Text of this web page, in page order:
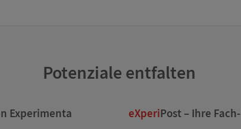
Potenziale entfalten
Experimenta eXperiPost – Ihre